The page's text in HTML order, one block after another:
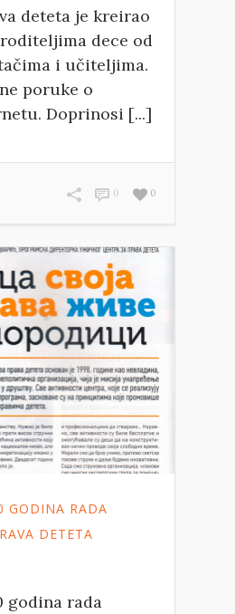
deteta je kreirao
dece od
i učiteljima.
poruke o
Doprinosi [...]
0
0
GODINA RADA
DETETA
godina rada